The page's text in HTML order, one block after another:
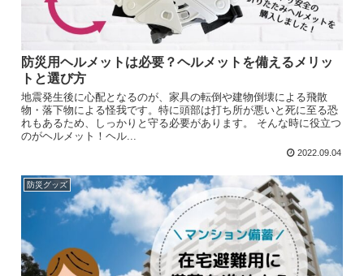
防災用ヘルメットは必要？ヘルメットを備えるメリッ
トと選び方
地震発生後に心配となるのが、家具の転倒や建物倒壊による飛散
物・落下物による怪我です。特に頭部は打ち所が悪いと死に至る恐
れもあるため、しっかりと守る必要があります。 そんな時に役立つ
のがヘルメット！ヘル...
2022.09.04
防災グッズ